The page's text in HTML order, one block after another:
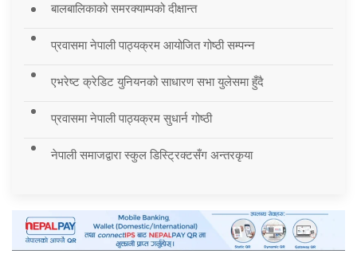
बालबालिकाको समरक्याम्पको दीक्षान्त
प्रवासमा नेपाली पाठ्यक्रम आयोजित गोष्ठी सम्पन्न
एभरेष्ट क्रेडिट युनियनको साधारण सभा युलेसमा हुँदै
प्रवासमा नेपाली पाठ्यक्रम सुधार्न गोष्ठी
नेपाली समाजद्वारा स्कुल डिस्ट्रिक्टसँग अन्तरकृया